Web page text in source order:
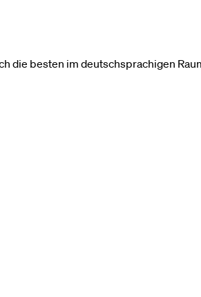
die besten im deutschsprachigen